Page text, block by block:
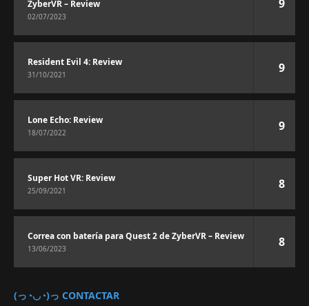
ZyberVR – Review
02/07/2023
9
Resident Evil 4: Review
31/10/2021 9
Lone Echo: Review
18/07/2022 9
Super Hot VR: Review
25/09/2021 8
Correa con batería para Quest 2 de ZyberVR – Review
13/06/2023 8
(っ◔◡◔)っ CONTACTAR